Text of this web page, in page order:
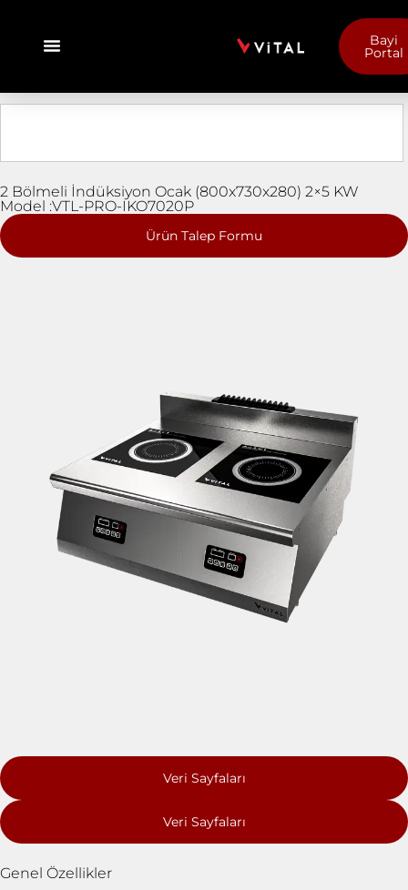
Bayi
Portal
2 Bölmeli İndüksiyon Ocak (800x730x280) 2×5 KW
Model :VTL-PRO-IKO7020P
Ürün Talep Formu
Veri Sayfaları
Veri Sayfaları
Genel Özellikler